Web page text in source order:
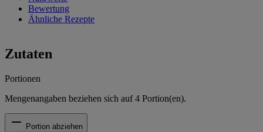
Bewertung
Ähnliche Rezepte
Zutaten
Portionen
Mengenangaben beziehen sich auf4 Portion(en).
Portion abziehen